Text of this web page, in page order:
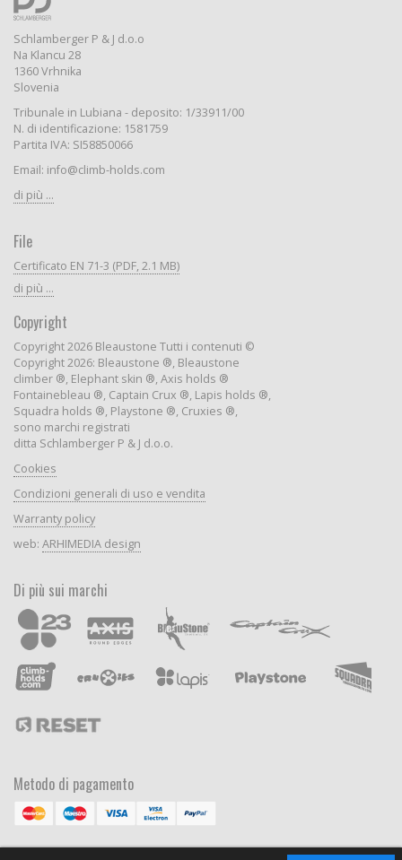
Schlamberger P & J d.o.o
Na Klancu 28
1360 Vrhnika
Slovenia
Tribunale in Lubiana - deposito: 1/33911/00
N. di identificazione: 1581759
Partita IVA: SI58850066
Email: info@climb-holds.com
di più ...
File
Certificato EN 71-3 (PDF, 2.1 MB)
di più ...
Copyright
Copyright 2026 Bleaustone Tutti i contenuti ©
Copyright 2026: Bleaustone ®, Bleaustone
climber ®, Elephant skin ®, Axis holds ®
Fontainebleau ®, Captain Crux ®, Lapis holds ®,
Squadra holds ®, Playstone ®, Cruxies ®,
sono marchi registrati
ditta Schlamberger P & J d.o.o.
Cookies
Condizioni generali di uso e vendita
Warranty policy
web: ARHIMEDIA design
Di più sui marchi
Metodo di pagamento